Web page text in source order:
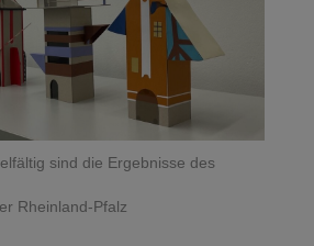
sind die Ergebnisse des
Rheinland-Pfalz